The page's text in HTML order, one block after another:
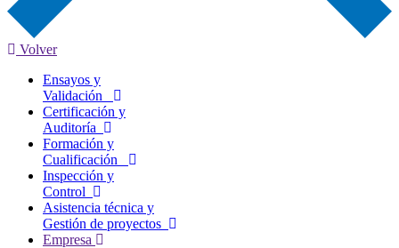
Volver
Ensayos y
Validación
Certificación y
Auditoría
Formación y
Cualificación
Inspección y
Control
Asistencia técnica y
Gestión de proyectos
Empresa